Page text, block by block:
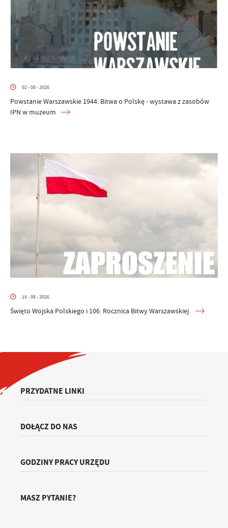
02 - 08 - 2026
Powstanie Warszawskie 1944. Bitwa o Polskę - wystawa z zasobów
IPN w muzeum
15 - 08 - 2026
Święto Wojska Polskiego i 106. Rocznica Bitwy Warszawskiej
PRZYDATNE LINKI
DOŁĄCZ DO NAS
GODZINY PRACY URZĘDU
MASZ PYTANIE?